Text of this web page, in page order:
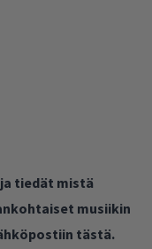
tiedät mistä
musiikin
tästä.